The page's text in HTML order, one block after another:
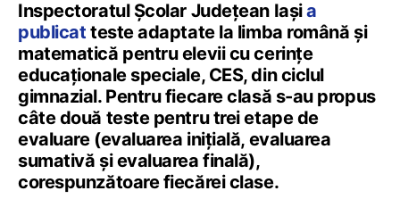
Inspectoratul Școlar Județean Iașia
publicat teste adaptate la limba română și
matematică pentru elevii cu cerințe
educaționale speciale, CES, din ciclul
gimnazial. Pentru fiecare clasă s-au propus
câte două teste pentru trei etape de
evaluare (evaluarea inițială, evaluarea
sumativă și evaluarea finală),
corespunzătoare fiecărei clase.